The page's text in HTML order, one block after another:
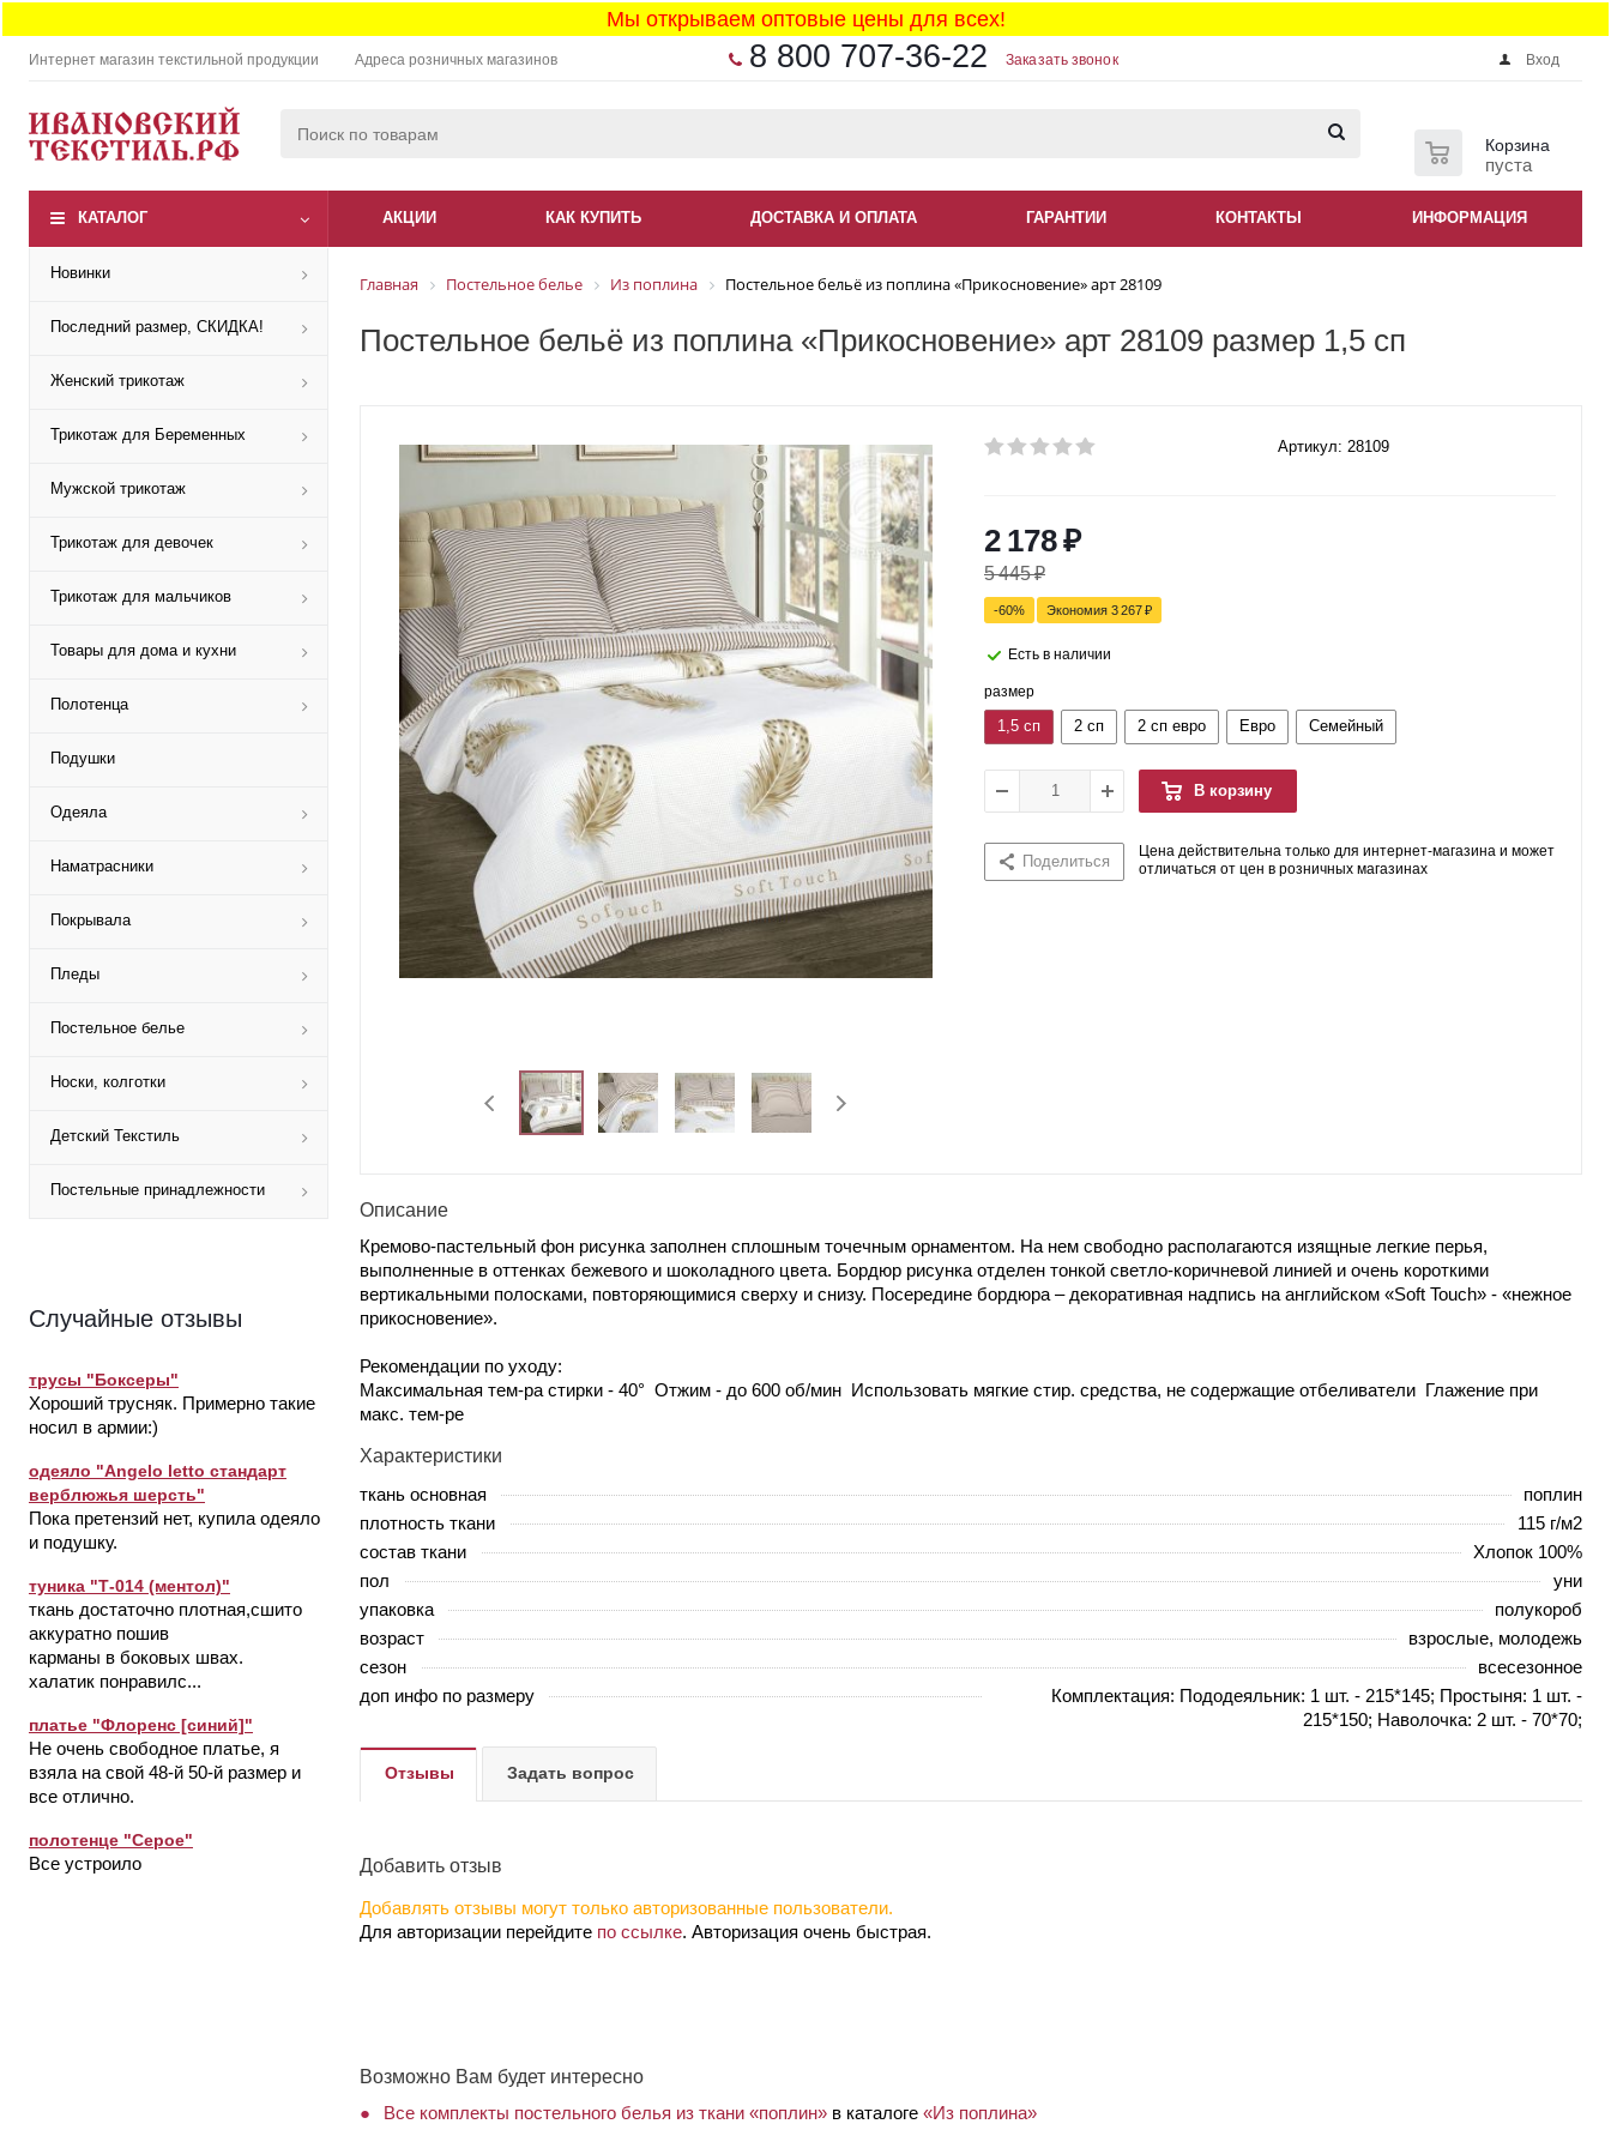
Мы открываем оптовые цены для всех!
Интернет магазин текстильной продукции Адреса розничных магазинов 8 800 707-36-22 Заказать звонок Вход
Корзина
пуста
КАТАЛОГ АКЦИИ КАК КУПИТЬ ДОСТАВКА И ОПЛАТА ГАРАНТИИ КОНТАКТЫ ИНФОРМАЦИЯ
Новинки
Последний размер, СКИДКА!
Женский трикотаж
Трикотаж для Беременных
Мужской трикотаж
Трикотаж для девочек
Трикотаж для мальчиков
Товары для дома и кухни
Полотенца
Подушки
Одеяла
Наматрасники
Покрывала
Пледы
Постельное белье
Носки, колготки
Детский Текстиль
Постельные принадлежности
Случайные отзывы
трусы "Боксеры"
Хороший трусняк. Примерно такие
носил в армии:)
одеяло "Angelo letto стандарт
верблюжья шерсть"
Пока претензий нет, купила одеяло
и подушку.
туника "Т-014 (ментол)"
ткань достаточно плотная,сшито
аккуратно пошив
карманы в боковых швах.
халатик понравилс...
платье "Флоренс [синий]"
Не очень свободное платье, я
взяла на свой 48-й 50-й размер и
все отлично.
полотенце "Серое"
Все устроило
Главная Постельное белье Из поплина Постельное бельё из поплина «Прикосновение» арт 28109
Постельное бельё из поплина «Прикосновение» арт 28109 размер 1,5 сп
Артикул: 28109
2 178₽
5 445₽
-60% Экономия 3 267₽
Есть в наличии
размер
1,5 сп 2 сп 2 сп евро Евро Семейный
В корзину
Поделиться
Цена действительна только для интернет-магазина и может
отличаться от цен в розничных магазинах
Описание
Кремово-пастельный фон рисунка заполнен сплошным точечным орнаментом. На нем свободно располагаются изящные легкие перья,
выполненные в оттенках бежевого и шоколадного цвета. Бордюр рисунка отделен тонкой светло-коричневой линией и очень короткими
вертикальными полосками, повторяющимися сверху и снизу. Посередине бордюра – декоративная надпись на английском «Soft Touch» - «нежное
прикосновение».
Рекомендации по уходу:
Максимальная тем-ра стирки - 40° Отжим - до 600 об/мин Использовать мягкие стир. средства, не содержащие отбеливатели Глажение при
макс. тем-ре
Характеристики
ткань основная
поплин
плотность ткани
115 г/м2
состав ткани
Хлопок 100%
пол
уни
упаковка
полукороб
возраст
взрослые, молодежь
сезон
всесезонное
доп инфо по размеру
Комплектация: Пододеяльник: 1 шт. - 215*145; Простыня: 1 шт. -
215*150; Наволочка: 2 шт. - 70*70;
Отзывы Задать вопрос
Добавить отзыв
Добавлять отзывы могут только авторизованные пользователи.
Для авторизации перейдите по ссылке. Авторизация очень быстрая.
Возможно Вам будет интересно
Все комплекты постельного белья из ткани «поплин» в каталоге «Из поплина»